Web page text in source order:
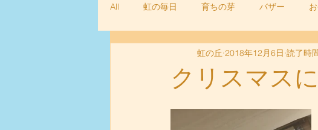
All 虹の毎日 育ちの芽 バザー
クリスマス
虹の丘 2018年12月6日 読了時